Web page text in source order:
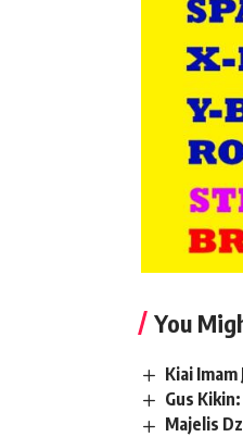
You
Kiai
Gus
Majelis